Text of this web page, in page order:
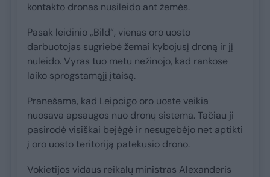
kontakto dronas nusileido ant žemės.
Pasak leidinio „Bild“, vienas oro uosto
darbuotojas sugriebė žemai kybojusį droną ir jį
nuleido. Vyras tuo metu nežinojo, kad rankose
laiko sprogstamąjį įtaisą.
Pranešama, kad Leipcigo oro uoste veikia
nuosava apsaugos nuo dronų sistema. Tačiau ji
pasirodė visiškai bejėgė ir nesugebėjo net aptikti
į oro uosto teritoriją patekusio drono.
Vokietijos vidaus reikalų ministras Alexanderis